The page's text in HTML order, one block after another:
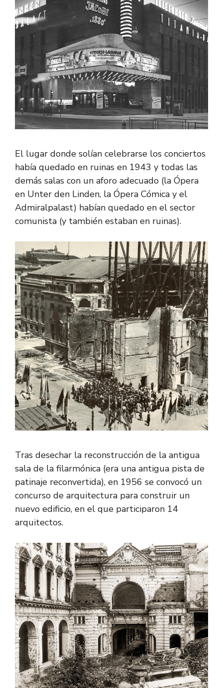
El lugar donde solían celebrarse los conciertos
había quedado en ruinas en 1943 y todas las
demás salas con un aforo adecuado (la Ópera
en Unter den Linden, la Ópera Cómica y el
Admiralpalast) habían quedado en el sector
comunista (y también estaban en ruinas).
Tras desechar la reconstrucción de la antigua
sala de la filarmónica (era una antigua pista de
patinaje reconvertida), en 1956 se convocó un
concurso de arquitectura para construir un
nuevo edificio, en el que participaron 14
arquitectos.